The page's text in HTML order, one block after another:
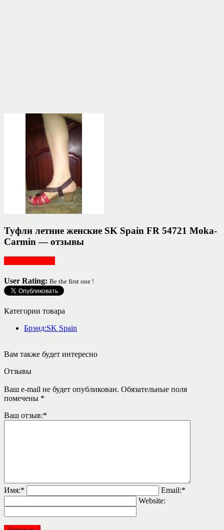
Туфли летние женские SK Spain FR 54721 Moka-
Carmin — отзывы
User Rating: Be the first one !
Категории товара
Брэнд:SK Spain
Вам также будет интересно
Отзывы
Ваш e-mail не будет опубликован. Обязательные поля
помечены *
Ваш отзыв:*
Имя:* Email:*
Website: